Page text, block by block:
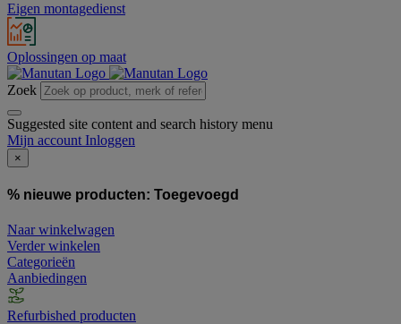
Eigen montagedienst
Oplossingen op maat
Zoek
Suggested site content and search history menu
Mijn account Inloggen
×
% nieuwe producten: Toegevoegd
Naar winkelwagen
Verder winkelen
Categorieën
Aanbiedingen
Refurbished producten